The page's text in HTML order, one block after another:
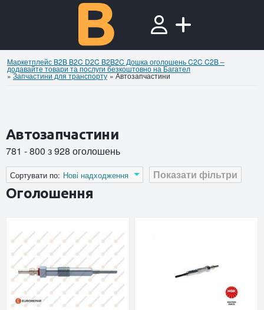
Маркетплейс B2B B2C D2C B2B2C Дошка оголошень C2C C2B –
додавайте товари та послуги безкоштовно на Багател
»Запчастини для транспорту »Автозапчастини
Автозапчастини
781 - 800 з 928 оголошень
Показати фільтри
Сортувати по: Нові надходження
Оголошення